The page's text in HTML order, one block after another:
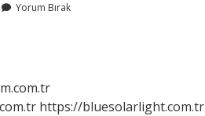
Yorum Bırak
https://bluesolarlight.com.tr